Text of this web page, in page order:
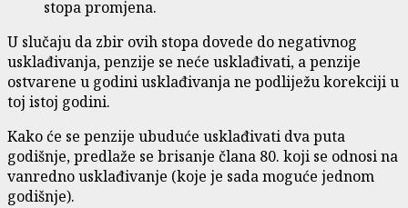
stopa promjena.
U slučaju da zbir ovih stopa dovede do negativnog
usklađivanja, penzije se neće usklađivati, a penzije
ostvarene u godini usklađivanja ne podliježu korekciji u
toj istoj godini.
Kako će se penzije ubuduće usklađivati dva puta
godišnje, predlaže se brisanje člana 80. koji se odnosi na
vanredno usklađivanje (koje je sada moguće jednom
godišnje).